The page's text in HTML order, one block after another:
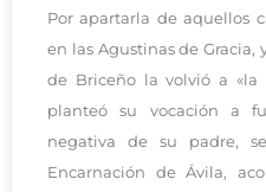
Por apartarla de aquellos
en las Agustinas de
de Briceño la volvió a
planteó su vocación a
negativa de su padre,
Encarnación de Ávila,